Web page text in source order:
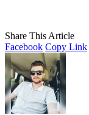
Share This Article
Facebook Copy Link